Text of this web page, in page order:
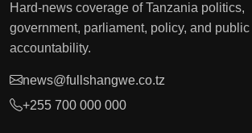
Hard-news coverage of Tanzania politics,
government, parliament, policy, and public
accountability.
news@fullshangwe.co.tz
+255 700 000 000